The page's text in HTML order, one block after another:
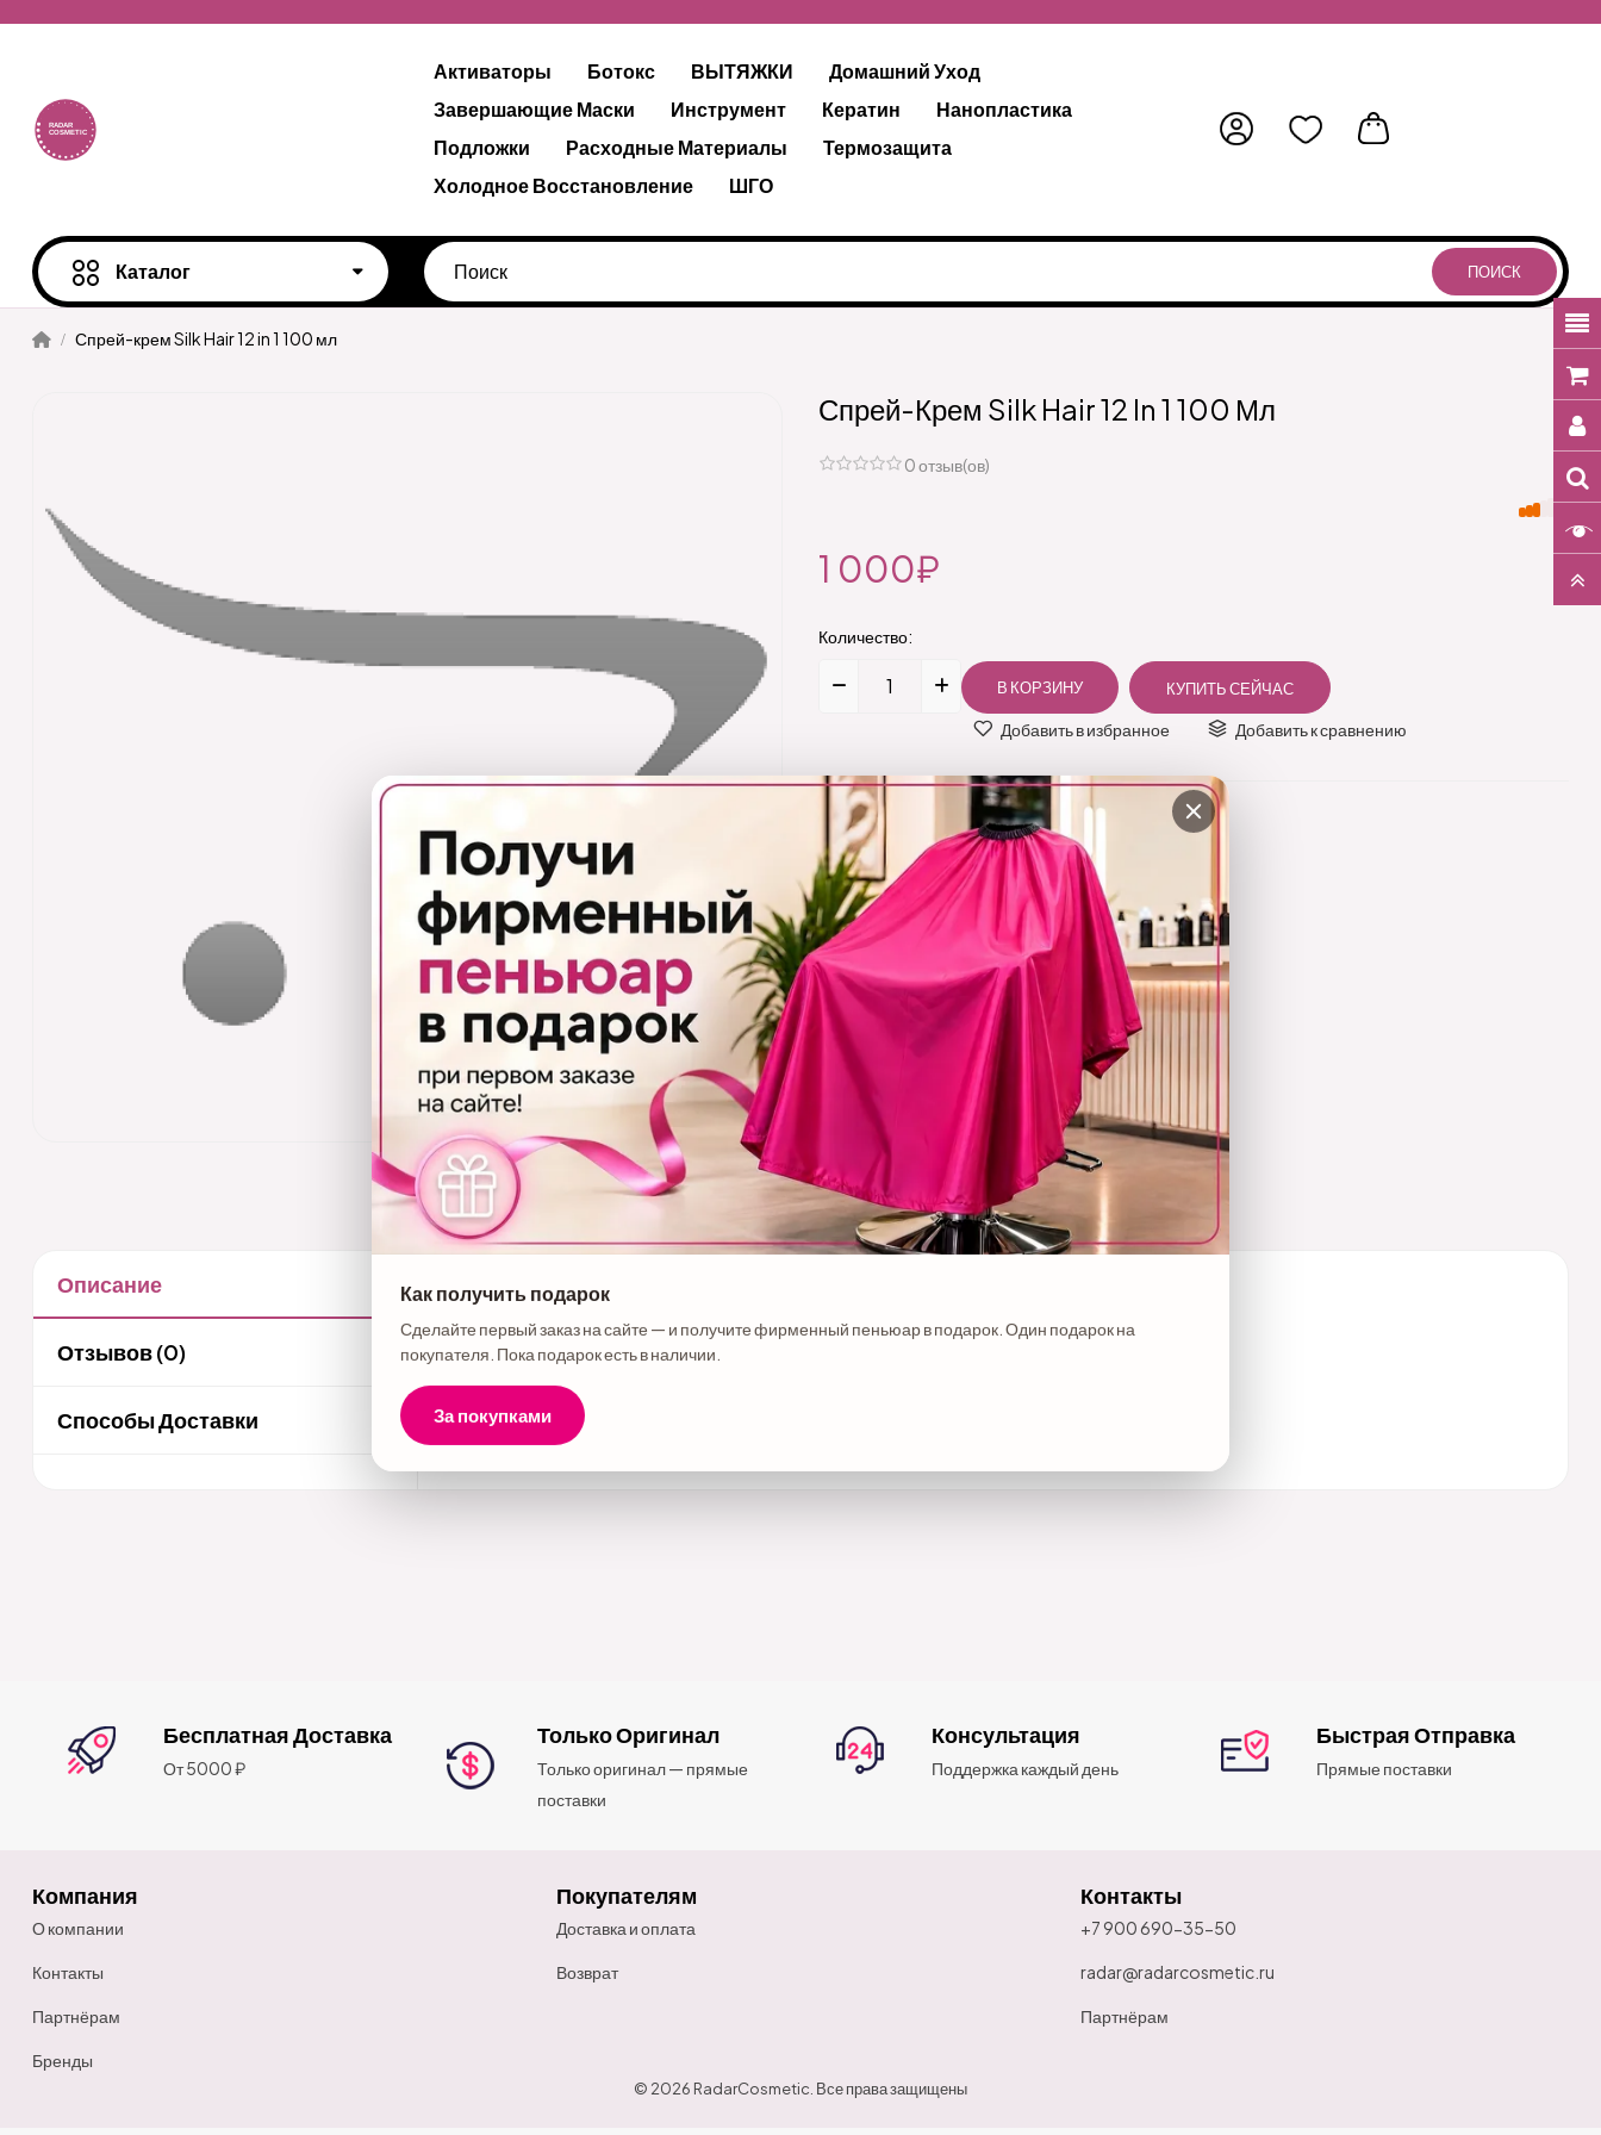
Активаторы Ботокс ВЫТЯЖКИ
Домашний Уход
Завершающие Маски
Инструмент Кератин
Нанопластика
Подложки
Расходные Материалы
Термозащита
Холодное Восстановление
ШГО
Каталог ПОИСК
Спрей-крем Silk Hair 12 in 1 100 мл
Спрей-Крем Silk Hair 12 In 1 100 Мл
0 отзыв(ов)
1 000₽
Количество:
Добавить в избранное Добавить к сравнению
Код товара:
Описание
Отзывов (0)
Способы Доставки
Описание товара
Бесплатная Доставка
От 5000 ₽
Только Оригинал
Только оригинал — прямые
поставки
Консультация
Поддержка каждый день
Быстрая Отправка
Прямые поставки
Компания
О компании
Контакты
Партнёрам
Бренды
Покупателям
Доставка и оплата
Возврат
Контакты
+7 900 690-35-50
radar@radarcosmetic.ru
Партнёрам
© 2026 RadarCosmetic. Все права защищены
Как получить подарок
Сделайте первый заказ на сайте — и получите фирменный пеньюар в подарок. Один подарок на
покупателя. Пока подарок есть в наличии.
За покупками